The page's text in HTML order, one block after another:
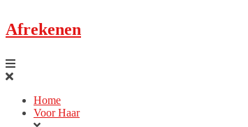
Afrekenen
Home
Voor Haar